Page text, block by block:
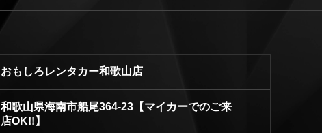
おもしろレンタカー和歌山店
和歌山県海南市船尾364-23【マイカーでのご来
店OK!!】